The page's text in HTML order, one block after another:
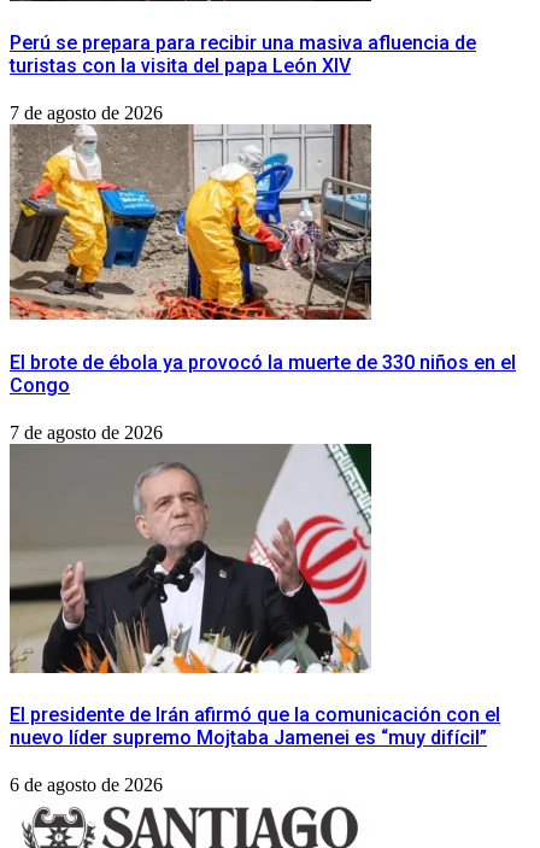
Perú se prepara para recibir una masiva afluencia de
turistas con la visita del papa León XIV
7 de agosto de 2026
El brote de ébola ya provocó la muerte de 330 niños en el
Congo
7 de agosto de 2026
El presidente de Irán afirmó que la comunicación con el
nuevo líder supremo Mojtaba Jamenei es “muy difícil”
6 de agosto de 2026